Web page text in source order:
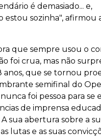
é demasiado... e,
estou sozinha", afirmou
que sempre usou o
foi crua, mas não
anos, que se tornou
semifinal do
foi pessoa para se
de imprensa
sua abertura sobre a
lutas e as suas